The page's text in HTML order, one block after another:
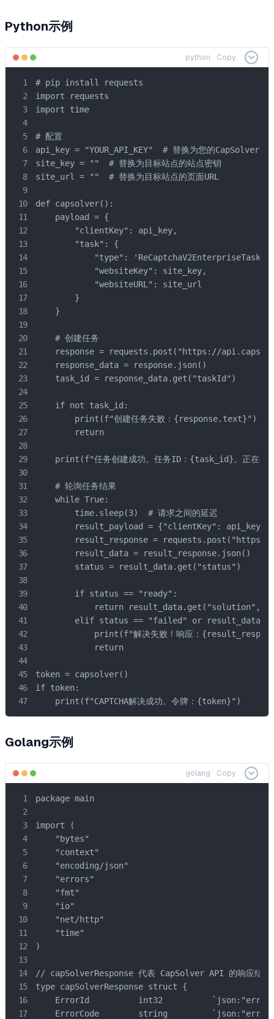
Python示例
python Copy
# pip install requests
import requests
import time
# 配置
api_key = "YOUR_API_KEY"  # 替换为您的CapSolver
site_key = ""  # 替换为目标站点的站点密钥
site_url = ""  # 替换为目标站点的页面URL
def capsolver():
    payload = {
        "clientKey": api_key,
        "task": {
"type":
            "websiteKey": site_key,
            "websiteURL": site_url
        }
    }
    # 创建任务
response = requests.post("https://
    response_data = response.json()
    task_id = response_data.get("taskId")
    if not task_id:
        print(f"创建任务失败：{response.text}")
        return
print(f"任务创建成功。任务ID：{task_id}。正在检
    # 轮询任务结果
    while True:
        time.sleep(3)  # 请求之间的延迟
result_payload = {"clientKey": api_key,
result_response =
        result_data = result_response.json()
        status = result_data.get("status")
        if status == "ready":
return result_data.get("solution",
elif status == "failed" or
print(f"解决失败！响应：
            return
token = capsolver()
if token:
    print(f"CAPTCHA解决成功。令牌：{token}")
Golang示例
golang Copy
package main
import (
    "bytes"
    "context"
    "encoding/json"
    "errors"
    "fmt"
    "io"
    "net/http"
    "time"
)
// capSolverResponse 代表 CapSolver API 的响应结构
type capSolverResponse struct {
ErrorId          int32
ErrorCode        string